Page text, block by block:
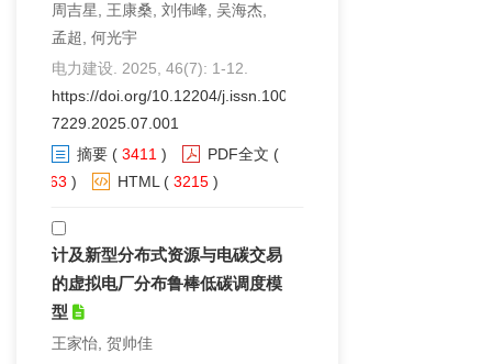
周吉星, 王康桑, 刘伟峰, 吴海杰,
孟超, 何光宇
电力建设. 2025, 46(7): 1-12.
https://doi.org/10.12204/j.issn.1000-
7229.2025.07.001
摘要 ( 3411 ) PDF全文 (
963 ) HTML ( 3215 )
计及新型分布式资源与电碳交易
的虚拟电厂分布鲁棒低碳调度模
型
王家怡, 贺帅佳